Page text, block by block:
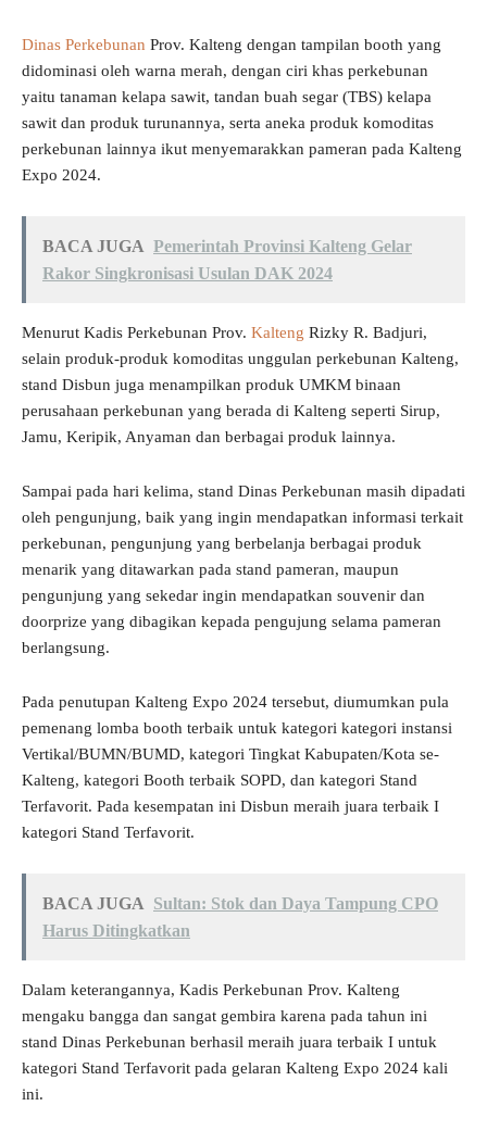
Dinas Perkebunan Prov. Kalteng dengan tampilan booth yang
didominasi oleh warna merah, dengan ciri khas perkebunan
yaitu tanaman kelapa sawit, tandan buah segar (TBS) kelapa
sawit dan produk turunannya, serta aneka produk komoditas
perkebunan lainnya ikut menyemarakkan pameran pada Kalteng
Expo 2024.
BACA JUGA Pemerintah Provinsi Kalteng Gelar
Rakor Singkronisasi Usulan DAK 2024
Menurut Kadis Perkebunan Prov. Kalteng Rizky R. Badjuri,
selain produk-produk komoditas unggulan perkebunan Kalteng,
stand Disbun juga menampilkan produk UMKM binaan
perusahaan perkebunan yang berada di Kalteng seperti Sirup,
Jamu, Keripik, Anyaman dan berbagai produk lainnya.
Sampai pada hari kelima, stand Dinas Perkebunan masih dipadati
oleh pengunjung, baik yang ingin mendapatkan informasi terkait
perkebunan, pengunjung yang berbelanja berbagai produk
menarik yang ditawarkan pada stand pameran, maupun
pengunjung yang sekedar ingin mendapatkan souvenir dan
doorprize yang dibagikan kepada pengujung selama pameran
berlangsung.
Pada penutupan Kalteng Expo 2024 tersebut, diumumkan pula
pemenang lomba booth terbaik untuk kategori kategori instansi
Vertikal/BUMN/BUMD, kategori Tingkat Kabupaten/Kota se-
Kalteng, kategori Booth terbaik SOPD, dan kategori Stand
Terfavorit. Pada kesempatan ini Disbun meraih juara terbaik I
kategori Stand Terfavorit.
BACA JUGA Sultan: Stok dan Daya Tampung CPO
Harus Ditingkatkan
Dalam keterangannya, Kadis Perkebunan Prov. Kalteng
mengaku bangga dan sangat gembira karena pada tahun ini
stand Dinas Perkebunan berhasil meraih juara terbaik I untuk
kategori Stand Terfavorit pada gelaran Kalteng Expo 2024 kali
ini.